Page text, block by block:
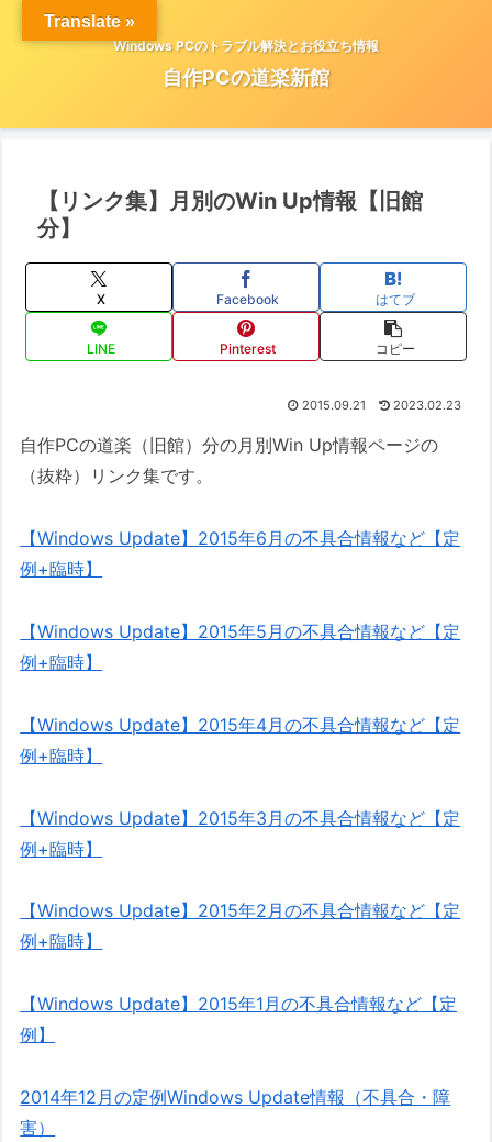
Windows PCのトラブル解決とお役立ち情報
自作PCの道楽新館
【リンク集】月別のWin Up情報【旧館
分】
X Facebook はてブ
LINE Pinterest コピー
2015.09.21 2023.02.23
自作PCの道楽（旧館）分の月別Win Up情報ページの
（抜粋）リンク集です。
【Windows Update】2015年6月の不具合情報など【定
例+臨時】
【Windows Update】2015年5月の不具合情報など【定
例+臨時】
【Windows Update】2015年4月の不具合情報など【定
例+臨時】
【Windows Update】2015年3月の不具合情報など【定
例+臨時】
【Windows Update】2015年2月の不具合情報など【定
例+臨時】
【Windows Update】2015年1月の不具合情報など【定
例】
2014年12月の定例Windows Update情報（不具合・障
害）
Translate »